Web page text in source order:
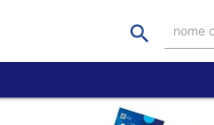
search nome